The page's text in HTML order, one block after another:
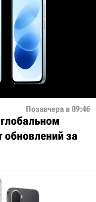
Позавчера в 09:46
обновлений за